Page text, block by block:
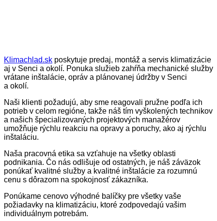
Klimachlad.sk poskytuje predaj, montáž a servis klimatizácie
aj v Senci a okolí. Ponuka služieb zahŕňa mechanické služby
vrátane inštalácie, opráv a plánovanej údržby v Senci
a okolí.
Naši klienti požadujú, aby sme reagovali pružne podľa ich
potrieb v celom regióne, takže náš tím vyškolených technikov
a našich špecializovaných projektových manažérov
umožňuje rýchlu reakciu na opravy a poruchy, ako aj rýchlu
inštaláciu.
Naša pracovná etika sa vzťahuje na všetky oblasti
podnikania. Čo nás odlišuje od ostatných, je náš záväzok
ponúkať kvalitné služby a kvalitné inštalácie za rozumnú
cenu s dôrazom na spokojnosť zákazníka.
Ponúkame cenovo výhodné balíčky pre všetky vaše
požiadavky na klimatizáciu, ktoré zodpovedajú vašim
individuálnym potrebám.